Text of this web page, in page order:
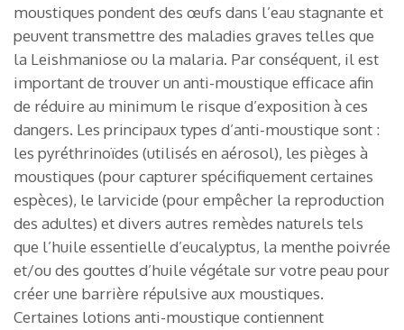
moustiques pondent des œufs dans l’eau stagnante et
peuvent transmettre des maladies graves telles que
la Leishmaniose ou la malaria. Par conséquent, il est
important de trouver un anti-moustique efficace afin
de réduire au minimum le risque d’exposition à ces
dangers. Les principaux types d’anti-moustique sont :
les pyréthrinoïdes (utilisés en aérosol), les pièges à
moustiques (pour capturer spécifiquement certaines
espèces), le larvicide (pour empêcher la reproduction
des adultes) et divers autres remèdes naturels tels
que l’huile essentielle d’eucalyptus, la menthe poivrée
et/ou des gouttes d’huile végétale sur votre peau pour
créer une barrière répulsive aux moustiques.
Certaines lotions anti-moustique contiennent